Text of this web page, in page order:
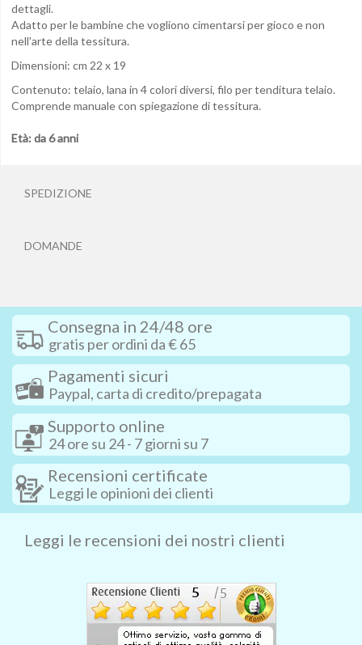
dettagli.
Adatto per le bambine che vogliono cimentarsi per gioco e non
nell'arte della tessitura.
Dimensioni: cm 22 x 19
Contenuto: telaio, lana in 4 colori diversi, filo per tenditura telaio.
Comprende manuale con spiegazione di tessitura.
Età: da 6 anni
SPEDIZIONE
DOMANDE
Consegna in 24/48 ore
gratis per ordini da € 65
Pagamenti sicuri
Paypal, carta di credito/prepagata
Supporto online
24 ore su 24 - 7 giorni su 7
Recensioni certificate
Leggi le opinioni dei clienti
Leggi le recensioni dei nostri clienti